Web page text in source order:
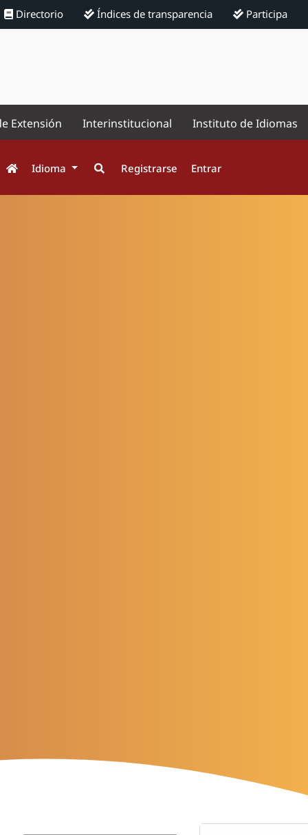
Directorio Índices de transparencia Participa
Extensión Interinstitucional Instituto de Idiomas
Idioma Registrarse Entrar